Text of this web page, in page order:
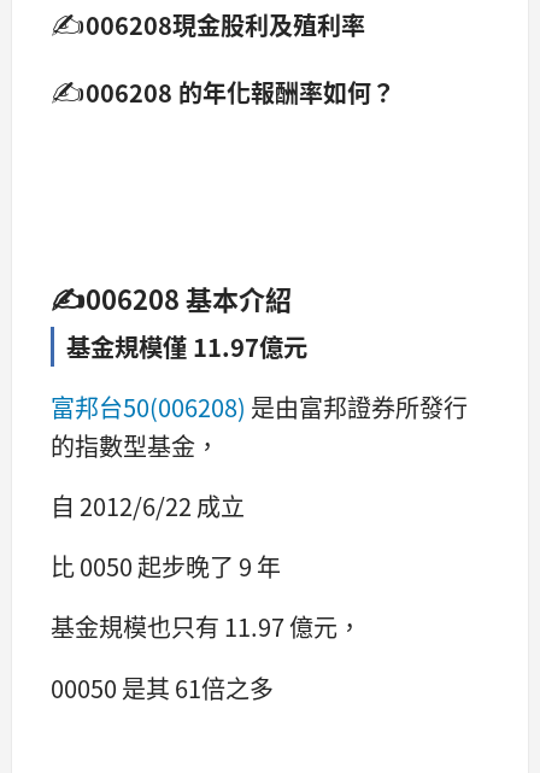
✍006208現金股利及殖利率
✍006208 的年化報酬率如何？
✍006208基本介紹
基金規模僅 11.97億元
富邦台50(006208) 是由富邦證券所發行
的指數型基金，
自 2012/6/22 成立
比 0050 起步晚了 9 年
基金規模也只有 11.97 億元，
00050 是其 61倍之多